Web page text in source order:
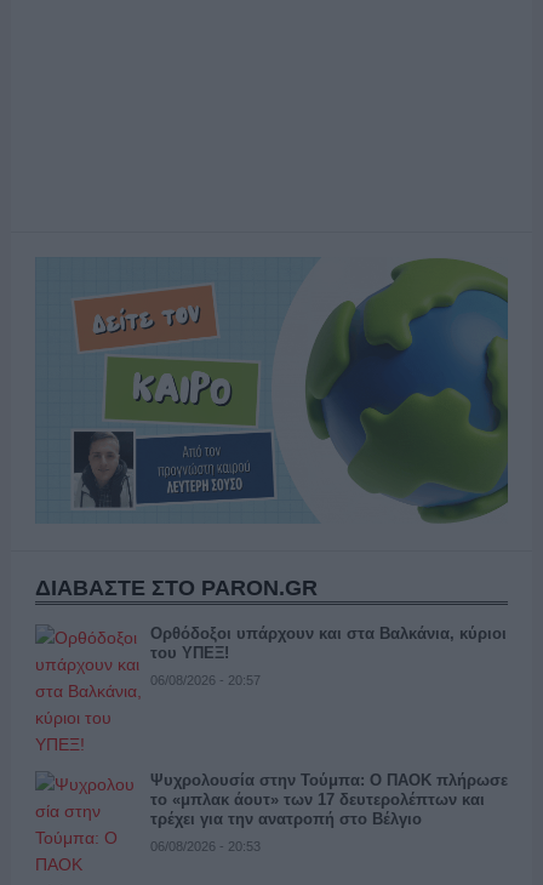
ΔΙΑΒΑΣΤΕ ΣΤΟ PARON.GR
Ορθόδοξοι υπάρχουν και στα Βαλκάνια, κύριοι
του ΥΠΕΞ!
06/08/2026 - 20:57
Ψυχρολουσία στην Τούμπα: Ο ΠΑΟΚ πλήρωσε
το «μπλακ άουτ» των 17 δευτερολέπτων και
τρέχει για την ανατροπή στο Βέλγιο
06/08/2026 - 20:53